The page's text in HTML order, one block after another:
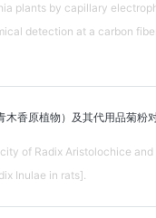
plants by capillary
detection at a carbon
木香原植物）及其代用品菊粉
of Radix Aristolochice
Inulae in rats].